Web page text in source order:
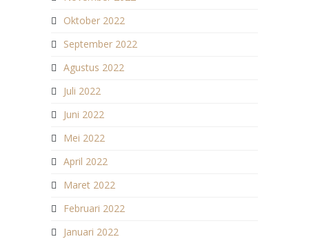
Oktober 2022
September 2022
Agustus 2022
Juli 2022
Juni 2022
Mei 2022
April 2022
Maret 2022
Februari 2022
Januari 2022